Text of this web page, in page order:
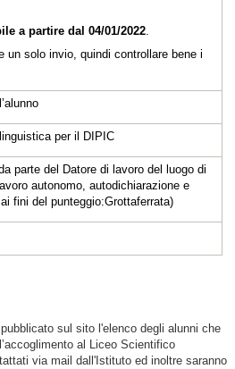
a partire dal04/01/2022.
un solo invio, quindi controllare bene i
per il DIPIC
parte del Datore di lavoro del luogo di
autonomo, autodichiarazione e
fini del punteggio:Grottaferrata)
sul sito l'elenco degli alunni che
al Liceo Scientifico
via mail dall'Istituto ed inoltre saranno